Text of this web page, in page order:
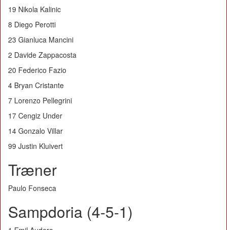
19 Nikola Kalinic
8 Diego Perotti
23 Gianluca Mancini
2 Davide Zappacosta
20 Federico Fazio
4 Bryan Cristante
7 Lorenzo Pellegrini
17 Cengiz Under
14 Gonzalo Villar
99 Justin Kluivert
Træner
Paulo Fonseca
Sampdoria (4-5-1)